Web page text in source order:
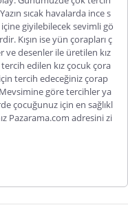
sıcak havalarda ince s
giyilebilecek sevimli gö
Kışın ise yün çorapları ç
ve desenler ile üretilen kız
edilen kız çocuk çora
tercih edeceğiniz çorap
göre tercihler ya
çocuğunuz için en sağlıkl
Pazarama.com adresini zi